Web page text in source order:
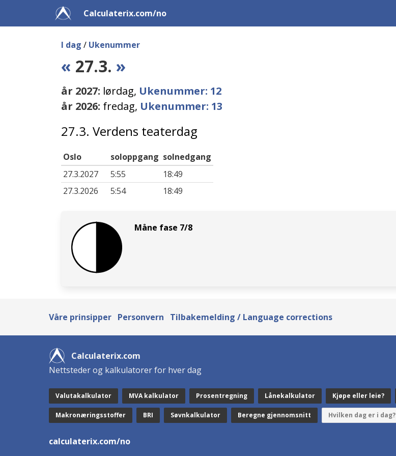
Calculaterix.com/no
I dag / Ukenummer
« 27.3. »
år 2027: lørdag, Ukenummer: 12
år 2026: fredag, Ukenummer: 13
27.3. Verdens teaterdag
Oslo soloppgang solnedgang
27.3.2027
5:55
18:49
27.3.2026
5:54 18:49
Måne fase 7/8
Våre prinsipper Personvern Tilbakemelding / Language corrections
Calculaterix.com
Nettsteder og kalkulatorer for hver dag
Valutakalkulator MVA kalkulator Prosentregning Lånekalkulator Kjøpe eller leie?
Makronæringsstoffer BRI Søvnkalkulator Beregne gjennomsnitt Hvilken dag er i dag?
calculaterix.com/no